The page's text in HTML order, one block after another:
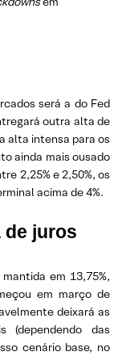
será a do Fed
outra alta de
alta intensa para os
ainda mais ousado
2,25% e 2,50%, os
acima de 4%.
de juros
em 13,75%,
em março de
deixará as
(dependendo das
cenário base, no